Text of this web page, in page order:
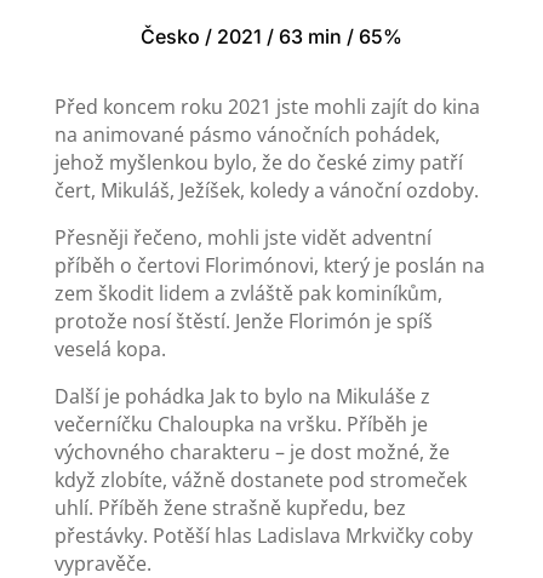
Česko / 2021 / 63 min / 65%
Před koncem roku 2021 jste mohli zajít do kina
na animované pásmo vánočních pohádek,
jehož myšlenkou bylo, že do české zimy patří
čert, Mikuláš, Ježíšek, koledy a vánoční ozdoby.
Přesněji řečeno, mohli jste vidět adventní
příběh o čertovi Florimónovi, který je poslán na
zem škodit lidem a zvláště pak kominíkům,
protože nosí štěstí. Jenže Florimón je spíš
veselá kopa.
Další je pohádka Jak to bylo na Mikuláše z
večerníčku Chaloupka na vršku. Příběh je
výchovného charakteru – je dost možné, že
když zlobíte, vážně dostanete pod stromeček
uhlí. Příběh žene strašně kupředu, bez
přestávky. Potěší hlas Ladislava Mrkvičky coby
vypravěče.